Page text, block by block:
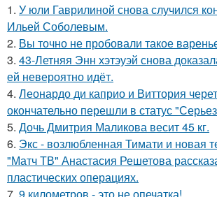
1. У юли Гаврилиной снова случился
Ильей Соболевым.
2. Вы точно не пробовали такое
3. 43-Летняя Энн хэтэуэй снова
ей невероятно идёт.
4. Леонардо ди каприо и Виттория
окончательно перешли в статус
5. Дочь Дмитрия Маликова весит 45 кг.
6. Экс - возлюбленная Тимати и новая
"Матч ТВ" Анастасия Решетова
пластических операциях.